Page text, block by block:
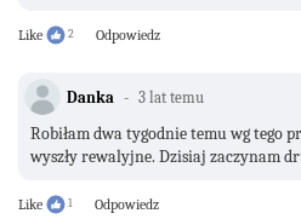
Like 2 Odpowiedz
Danka 3 lat temu
Robiłam dwa tygodnie temu wg tego
wyszły rewalyjne. Dzisiaj zaczynam
Like 1 Odpowiedz